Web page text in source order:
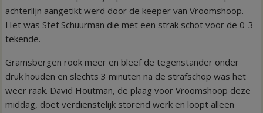
achterlijn aangetikt werd door de keeper van Vroomshoop.
Het was Stef Schuurman die met een strak schot voor de 0-3
tekende.
Gramsbergen rook meer en bleef de tegenstander onder
druk houden en slechts 3 minuten na de strafschop was het
weer raak. David Houtman, de plaag voor Vroomshoop deze
middag, doet verdienstelijk storend werk en loopt alleen